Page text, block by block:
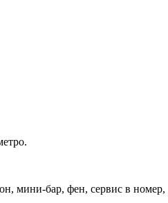
мини-бар, фен, сервис в